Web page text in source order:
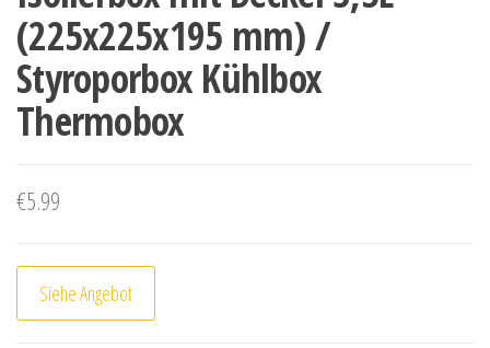
(225x225x195 mm) /
Styroporbox Kühlbox
Thermobox
€5.99
Siehe Angebot